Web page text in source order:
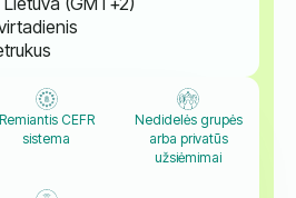
Remiantis CEFR
sistema
Nedidelės grupės
arba privatūs
užsiėmimai